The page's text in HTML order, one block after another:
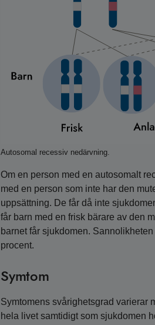
Autosomal recessiv nedärvning.
Om en person med en autosomalt
med en person som inte har den
uppsättning. De får då inte
får barn med en frisk bärare av den
barnet får sjukdomen.
procent.
Symtom
Symtomens svårighetsgrad varierar
hela livet samtidigt som sjukdomen